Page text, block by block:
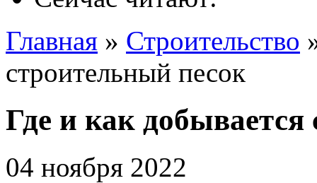
Главная » Строительство
строительный песок
Где и как
04 ноября 2022